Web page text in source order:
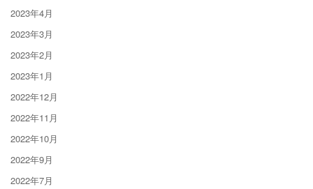
2023年4月
2023年3月
2023年2月
2023年1月
2022年12月
2022年11月
2022年10月
2022年9月
2022年7月